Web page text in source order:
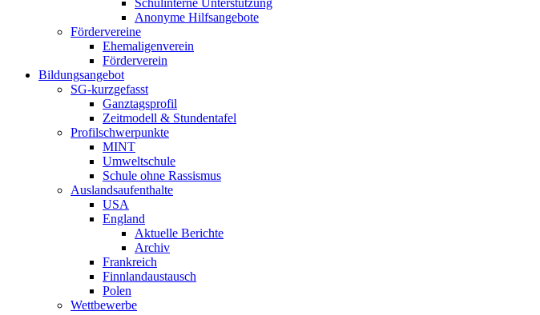
Schulinterne Unterstützung
Anonyme Hilfsangebote
Fördervereine
Ehemaligenverein
Förderverein
Bildungsangebot
SG-kurzgefasst
Ganztagsprofil
Zeitmodell & Stundentafel
Profilschwerpunkte
MINT
Umweltschule
Schule ohne Rassismus
Auslandsaufenthalte
USA
England
Aktuelle Berichte
Archiv
Frankreich
Finnlandaustausch
Polen
Wettbewerbe